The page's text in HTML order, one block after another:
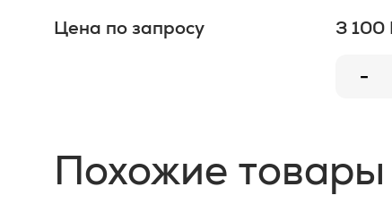
Цена по запросу 3 100
-
Похожие товары